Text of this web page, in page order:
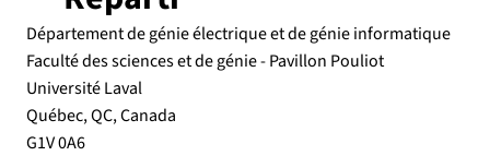
Département de génie électrique et de génie informatique
Faculté des sciences et de génie - Pavillon Pouliot
Université Laval
Québec, QC, Canada
G1V 0A6